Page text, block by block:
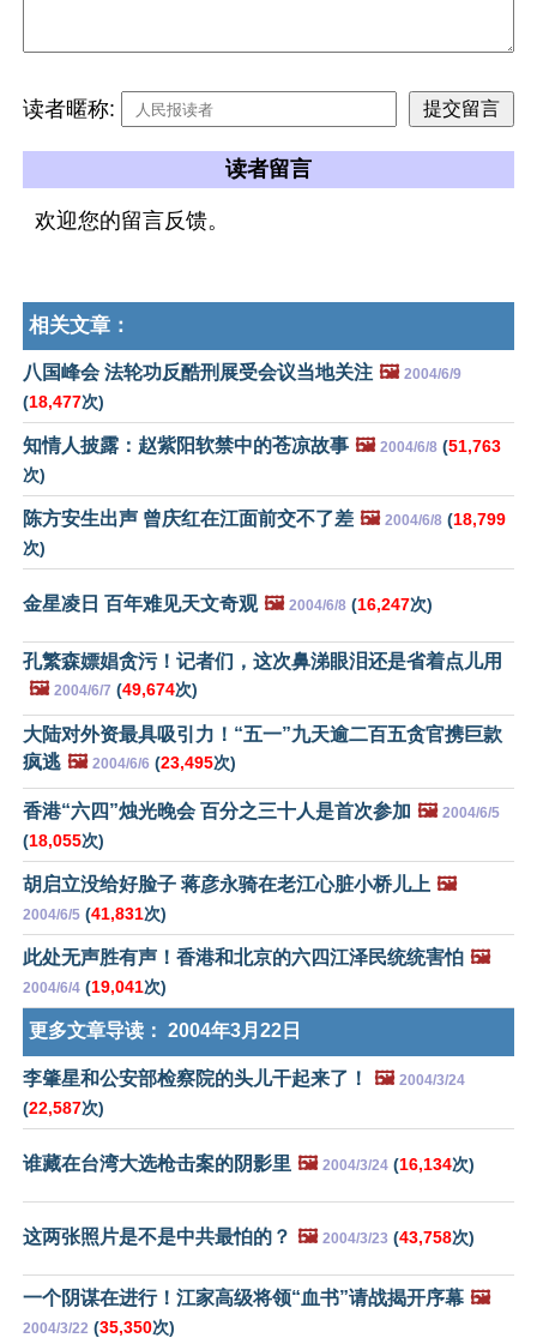
读者暱称:
读者留言
欢迎您的留言反馈。
相关文章：
八国峰会 法轮功反酷刑展受会议当地关注 🖼️ 2004/6/9
(18,477次)
知情人披露：赵紫阳软禁中的苍凉故事 🖼️ 2004/6/8 (51,763
次)
陈方安生出声 曾庆红在江面前交不了差 🖼️ 2004/6/8 (18,799
次)
金星凌日 百年难见天文奇观 🖼️ 2004/6/8 (16,247次)
孔繁森嫖娼贪污！记者们，这次鼻涕眼泪还是省着点儿用
🖼️ 2004/6/7 (49,674次)
大陆对外资最具吸引力！“五一”九天逾二百五贪官携巨款
疯逃 🖼️ 2004/6/6 (23,495次)
香港“六四”烛光晚会 百分之三十人是首次参加 🖼️ 2004/6/5
(18,055次)
胡启立没给好脸子 蒋彦永骑在老江心脏小桥儿上 🖼️
2004/6/5 (41,831次)
此处无声胜有声！香港和北京的六四江泽民统统害怕 🖼️
2004/6/4 (19,041次)
更多文章导读： 2004年3月22日
李肇星和公安部检察院的头儿干起来了！ 🖼️ 2004/3/24
(22,587次)
谁藏在台湾大选枪击案的阴影里 🖼️ 2004/3/24 (16,134次)
这两张照片是不是中共最怕的？ 🖼️ 2004/3/23 (43,758次)
一个阴谋在进行！江家高级将领“血书”请战揭开序幕 🖼️
2004/3/22 (35,350次)